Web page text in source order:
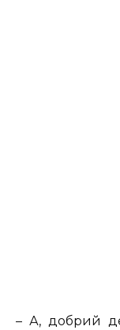
– А, добрий